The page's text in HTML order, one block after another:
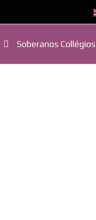
Soberanos Collégios